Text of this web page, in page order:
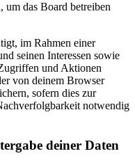
um das Board betreiben
im Rahmen einer
seinen Interessen sowie
und Aktionen
von deinem Browser
sofern dies zur
notwendig
deiner Daten